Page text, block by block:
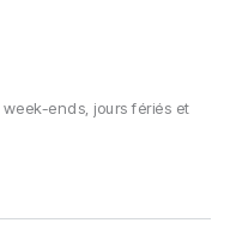
ends, jours fériés et